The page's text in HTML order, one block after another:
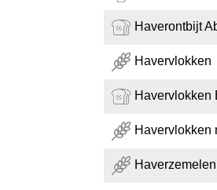
Haverontbijt
Havervlokken
Havervlokken
Havervlokken